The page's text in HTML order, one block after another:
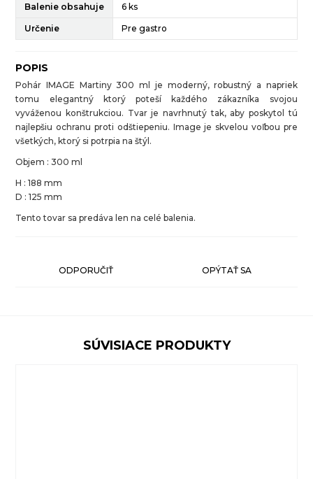
Balenie obsahuje 6 ks
Určenie Pre gastro
POPIS
Pohár IMAGE Martiny 300 ml je moderný, robustný a napriek
tomu elegantný ktorý poteší každého zákazníka svojou
vyváženou konštrukciou. Tvar je navrhnutý tak, aby poskytol tú
najlepšiu ochranu proti odštiepeniu. Image je skvelou voľbou pre
všetkých, ktorý si potrpia na štýl.
Objem : 300 ml
H : 188 mm
D : 125 mm
Tento tovar sa predáva len na celé balenia.
ODPORUČIŤ OPÝTAŤ SA
SÚVISIACE PRODUKTY